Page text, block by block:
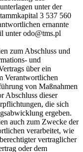
unter der
3 537 560
ernannte
unter odo@tms.pl
zum Abschluss und
und
über ein
Verantwortlichen
von Maßnahmen
Abschluss dieser
die sich
ergeben.
auch zum Zwecke der
verarbeitet, wie
vertraglicher
oder dem